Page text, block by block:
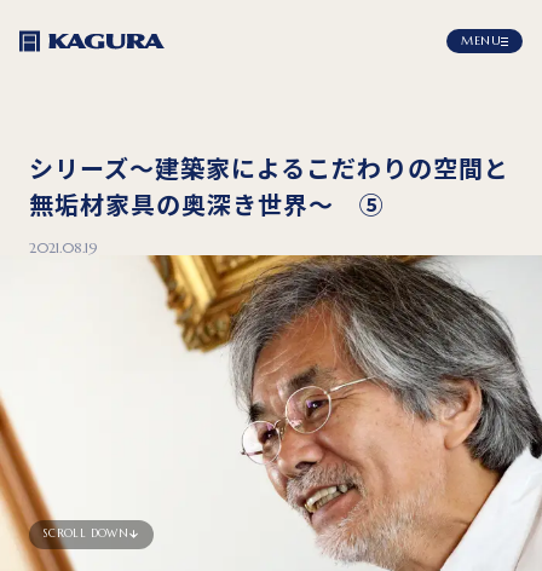
MENU
シリーズ～建築家によるこだわりの空間と
無垢材家具の奥深き世界～ ⑤
2021.08.19
SCROLL DOWN